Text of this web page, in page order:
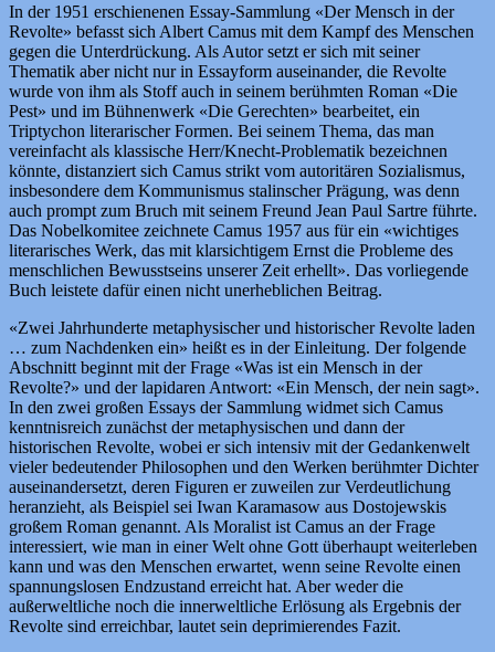
In der 1951 erschienenen Essay-Sammlung «Der Mensch in der
Revolte» befasst sich Albert Camus mit dem Kampf des Menschen
gegen die Unterdrückung. Als Autor setzt er sich mit seiner
Thematik aber nicht nur in Essayform auseinander, die Revolte
wurde von ihm als Stoff auch in seinem berühmten Roman «Die
Pest» und im Bühnenwerk «Die Gerechten» bearbeitet, ein
Triptychon literarischer Formen. Bei seinem Thema, das man
vereinfacht als klassische Herr/Knecht-Problematik bezeichnen
könnte, distanziert sich Camus strikt vom autoritären Sozialismus,
insbesondere dem Kommunismus stalinscher Prägung, was denn
auch prompt zum Bruch mit seinem Freund Jean Paul Sartre führte.
Das Nobelkomitee zeichnete Camus 1957 aus für ein «wichtiges
literarisches Werk, das mit klarsichtigem Ernst die Probleme des
menschlichen Bewusstseins unserer Zeit erhellt». Das vorliegende
Buch leistete dafür einen nicht unerheblichen Beitrag.
«Zwei Jahrhunderte metaphysischer und historischer Revolte laden
… zum Nachdenken ein» heißt es in der Einleitung. Der folgende
Abschnitt beginnt mit der Frage «Was ist ein Mensch in der
Revolte?» und der lapidaren Antwort: «Ein Mensch, der nein sagt».
In den zwei großen Essays der Sammlung widmet sich Camus
kenntnisreich zunächst der metaphysischen und dann der
historischen Revolte, wobei er sich intensiv mit der Gedankenwelt
vieler bedeutender Philosophen und den Werken berühmter Dichter
auseinandersetzt, deren Figuren er zuweilen zur Verdeutlichung
heranzieht, als Beispiel sei Iwan Karamasow aus Dostojewskis
großem Roman genannt. Als Moralist ist Camus an der Frage
interessiert, wie man in einer Welt ohne Gott überhaupt weiterleben
kann und was den Menschen erwartet, wenn seine Revolte einen
spannungslosen Endzustand erreicht hat. Aber weder die
außerweltliche noch die innerweltliche Erlösung als Ergebnis der
Revolte sind erreichbar, lautet sein deprimierendes Fazit.